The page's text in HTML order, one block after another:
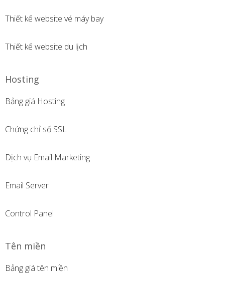
Thiết kế website vé máy bay
Thiết kế website du lịch
Hosting
Bảng giá Hosting
Chứng chỉ số SSL
Dịch vụ Email Marketing
Email Server
Control Panel
Tên miền
Bảng giá tên miền